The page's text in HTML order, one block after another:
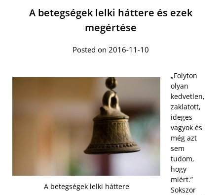
A betegségek lelki háttere és ezek
megértése
Posted on 2016-11-10
A betegségek lelki háttere
„Folyton
olyan
kedvetlen,
zaklatott,
ideges
vagyok és
még azt
sem
tudom,
hogy
miért.”
Sokszor